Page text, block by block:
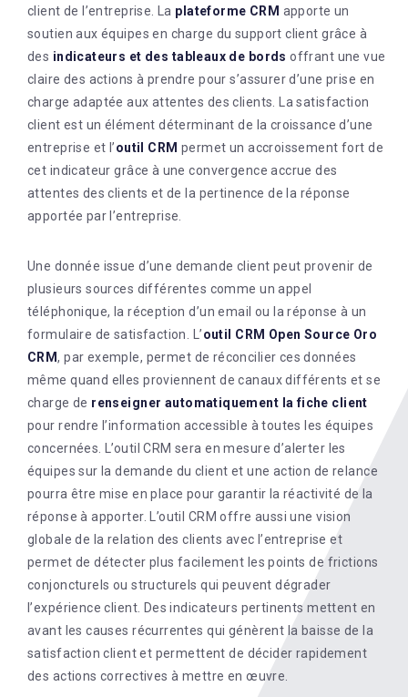
client de l’entreprise. La plateforme CRM apporte un
soutien aux équipes en charge du support client grâce à
des indicateurs et des tableaux de bords offrant une vue
claire des actions à prendre pour s’assurer d’une prise en
charge adaptée aux attentes des clients. La satisfaction
client est un élément déterminant de la croissance d’une
entreprise et l’outil CRM permet un accroissement fort de
cet indicateur grâce à une convergence accrue des
attentes des clients et de la pertinence de la réponse
apportée par l’entreprise.
Une donnée issue d’une demande client peut provenir de
plusieurs sources différentes comme un appel
téléphonique, la réception d’un email ou la réponse à un
formulaire de satisfaction. L’outil CRM Open Source Oro
CRM, par exemple, permet de réconcilier ces données
même quand elles proviennent de canaux différents et se
charge de renseigner automatiquement la fiche client
pour rendre l’information accessible à toutes les équipes
concernées. L’outil CRM sera en mesure d’alerter les
équipes sur la demande du client et une action de relance
pourra être mise en place pour garantir la réactivité de la
réponse à apporter. L’outil CRM offre aussi une vision
globale de la relation des clients avec l’entreprise et
permet de détecter plus facilement les points de frictions
conjoncturels ou structurels qui peuvent dégrader
l’expérience client. Des indicateurs pertinents mettent en
avant les causes récurrentes qui génèrent la baisse de la
satisfaction client et permettent de décider rapidement
des actions correctives à mettre en œuvre.